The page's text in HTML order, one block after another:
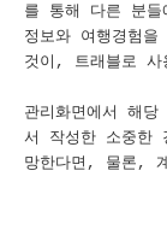
를 통해 다른 분들
정보와 여행경험
것이, 트래블로 사
관리화면에서 해
서 작성한 소중한
망한다면, 물론,